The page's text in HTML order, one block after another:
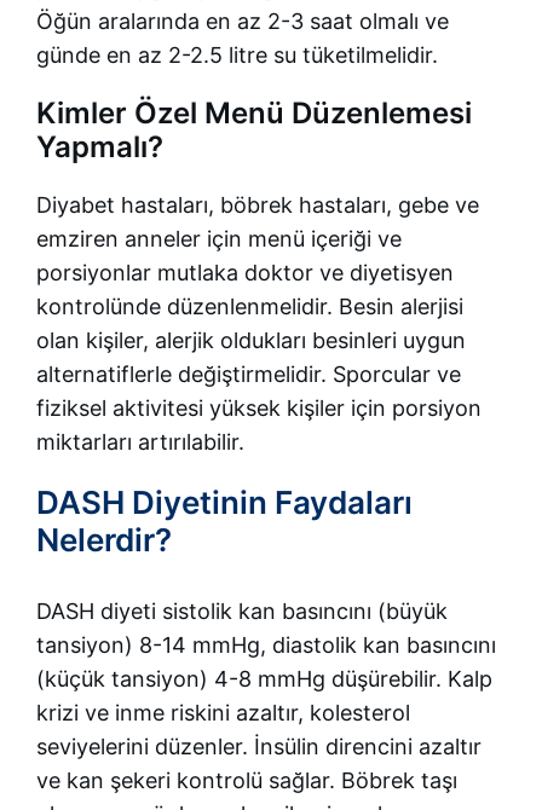
Öğün aralarında en az 2-3 saat olmalı ve
günde en az 2-2.5 litre su tüketilmelidir.
Kimler Özel Menü Düzenlemesi
Yapmalı?
Diyabet hastaları, böbrek hastaları, gebe ve
emziren anneler için menü içeriği ve
porsiyonlar mutlaka doktor ve diyetisyen
kontrolünde düzenlenmelidir. Besin alerjisi
olan kişiler, alerjik oldukları besinleri uygun
alternatiflerle değiştirmelidir. Sporcular ve
fiziksel aktivitesi yüksek kişiler için porsiyon
miktarları artırılabilir.
DASH Diyetinin Faydaları
Nelerdir?
DASH diyeti sistolik kan basıncını (büyük
tansiyon) 8-14 mmHg, diastolik kan basıncını
(küçük tansiyon) 4-8 mmHg düşürebilir. Kalp
krizi ve inme riskini azaltır, kolesterol
seviyelerini düzenler. İnsülin direncini azaltır
ve kan şekeri kontrolü sağlar. Böbrek taşı